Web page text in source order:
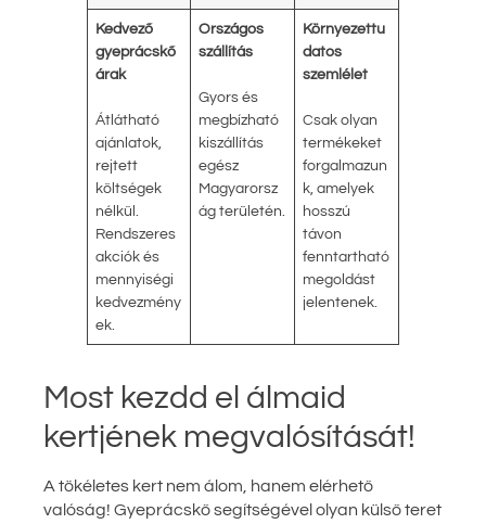
Kedvező
gyeprácskő
árak
Átlátható
ajánlatok,
rejtett
költségek
nélkül.
Rendszeres
akciók és
mennyiségi
kedvezmény
ek.
Országos
szállítás
Gyors és
megbízható
kiszállítás
egész
Magyarorsz
ág területén.
Környezettu
datos
szemlélet
Csak olyan
termékeket
forgalmazun
k, amelyek
hosszú
távon
fenntartható
megoldást
jelentenek.
Most kezdd el álmaid
kertjének megvalósítását!
A tökéletes kert nem álom, hanem elérhető
valóság! Gyeprácskő segítségével olyan külső teret